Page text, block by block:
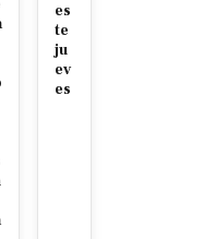
es
te
ju
ev
es